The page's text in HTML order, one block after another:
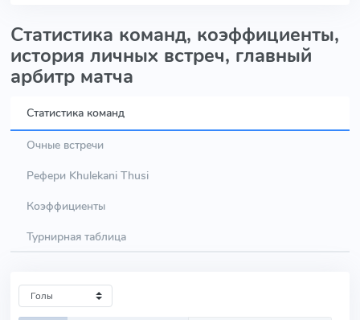
Статистика команд, коэффициенты,
история личных встреч, главный
арбитр матча
Статистика команд
Очные встречи
Рефери Khulekani Thusi
Коэффициенты
Турнирная таблица